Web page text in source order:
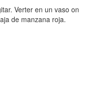
Verter en un vaso on
de manzana roja.